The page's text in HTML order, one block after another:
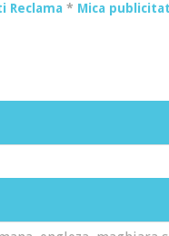
Reclama * Mica